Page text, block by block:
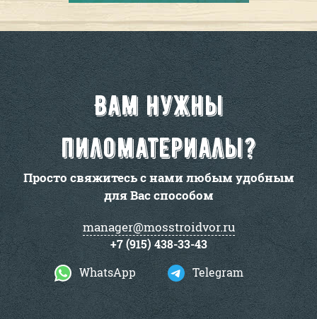
Вам нужны
пиломатериалы?
Просто свяжитесь с нами любым удобным
для Вас способом
manager@mosstroidvor.ru
+7 (915) 438-33-43
WhatsApp
Telegram